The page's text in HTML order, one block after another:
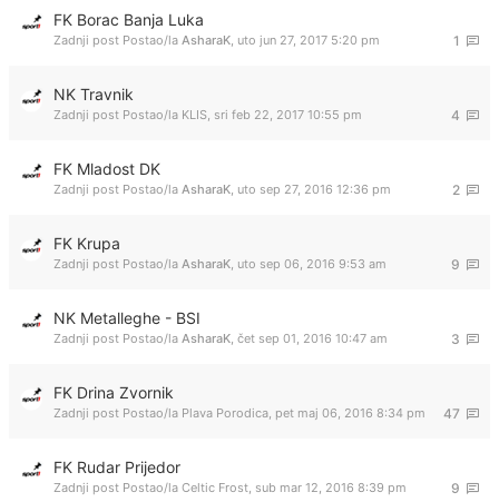
FK Borac Banja Luka
1
Zadnji post Postao/la AsharaK, uto jun 27, 2017 5:20 pm
NK Travnik
4
Zadnji post Postao/la KLIS, sri feb 22, 2017 10:55 pm
FK Mladost DK
2
Zadnji post Postao/la AsharaK, uto sep 27, 2016 12:36 pm
FK Krupa
9
Zadnji post Postao/la AsharaK, uto sep 06, 2016 9:53 am
NK Metalleghe - BSI
3
Zadnji post Postao/la AsharaK, čet sep 01, 2016 10:47 am
FK Drina Zvornik
47
Zadnji post Postao/la Plava Porodica, pet maj 06, 2016 8:34 pm
FK Rudar Prijedor
9
Zadnji post Postao/la Celtic Frost, sub mar 12, 2016 8:39 pm